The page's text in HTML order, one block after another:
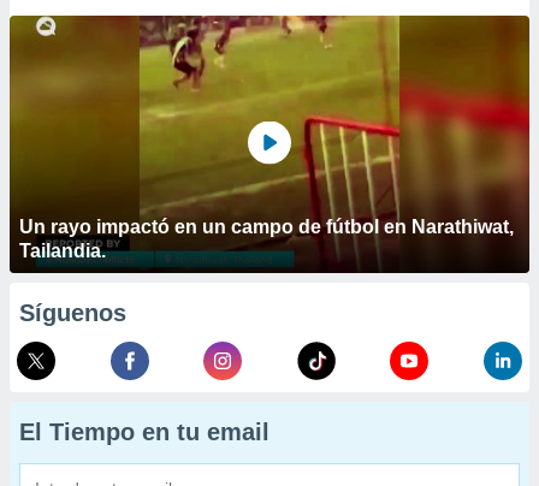
Un rayo impactó en un campo de fútbol en Narathiwat,
Tailandia.
Síguenos
El Tiempo en tu email